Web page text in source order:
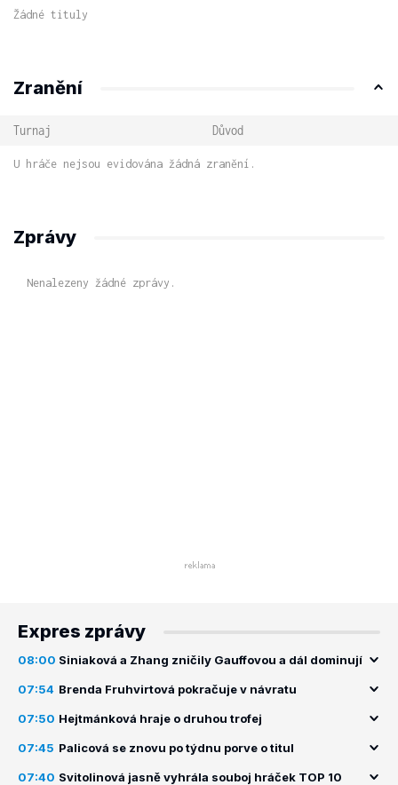
Žádné tituly
Zranění
Turnaj Důvod
U hráče nejsou evidována žádná zranění.
Zprávy
Nenalezeny žádné zprávy.
Expres zprávy
08:00 Siniaková a Zhang zničily Gauffovou a dál dominují
07:54 Brenda Fruhvirtová pokračuje v návratu
07:50 Hejtmánková hraje o druhou trofej
07:45 Palicová se znovu po týdnu porve o titul
07:40 Svitolinová jasně vyhrála souboj hráček TOP 10